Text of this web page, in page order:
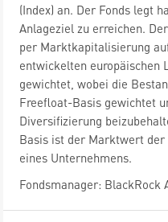
(Index) an. Der Fonds legt
Anlageziel zu erreichen.
per Marktkapitalisierung
entwickelten europäischen
gewichtet, wobei die
Freefloat-Basis gewichtet
Diversifizierung
Basis ist der Marktwert
eines Unternehmens.
Fondsmanager: BlackRock